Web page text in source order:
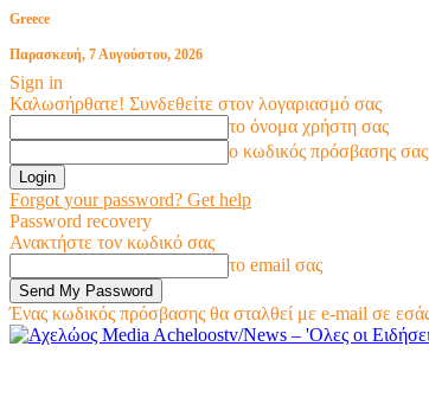
Greece
Παρασκευή, 7 Αυγούστου, 2026
Sign in
Καλωσήρθατε! Συνδεθείτε στον λογαριασμό σας
το όνομα χρήστη σας
ο κωδικός πρόσβασης σας
Forgot your password? Get help
Password recovery
Ανακτήστε τον κωδικό σας
το email σας
Ένας κωδικός πρόσβασης θα σταλθεί με e-mail σε
Acheloostv/News – 'Ολες οι